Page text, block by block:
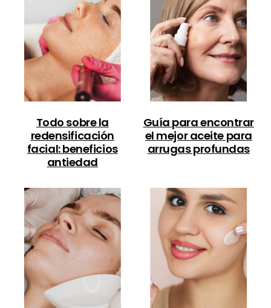
Todo sobre la
redensificación
facial: beneficios
antiedad
Guía para encontrar
el mejor aceite para
arrugas profundas